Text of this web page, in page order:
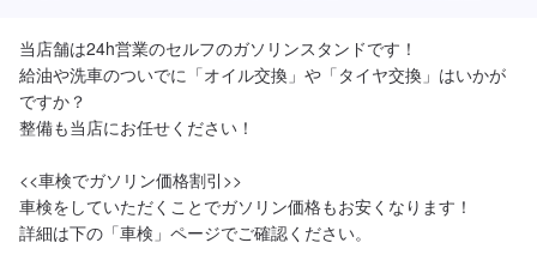
当店舗は24h営業のセルフのガソリンスタンドです！
給油や洗車のついでに「オイル交換」や「タイヤ交換」はいかが
ですか？
整備も当店にお任せください！
<<車検でガソリン価格割引>>
車検をしていただくことでガソリン価格もお安くなります！
詳細は下の「車検」ページでご確認ください。